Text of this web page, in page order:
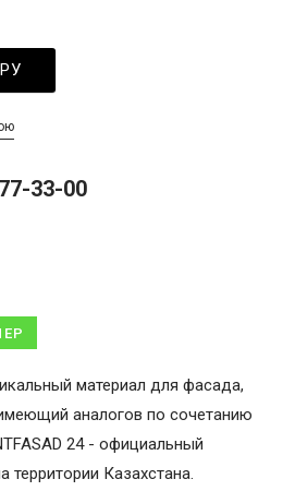
33-00
материал для фасада,
аналогов по сочетанию
24 - официальный
территории Казахстана.